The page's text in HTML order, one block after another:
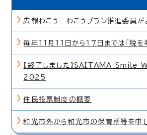
広報わこう わこうプラン推進委員だ
毎年11月11日から17日までは「税を
【終了しました】SAITAMA Smile
2025
住民投票制度の概要
和光市外から和光市の保育所等を申